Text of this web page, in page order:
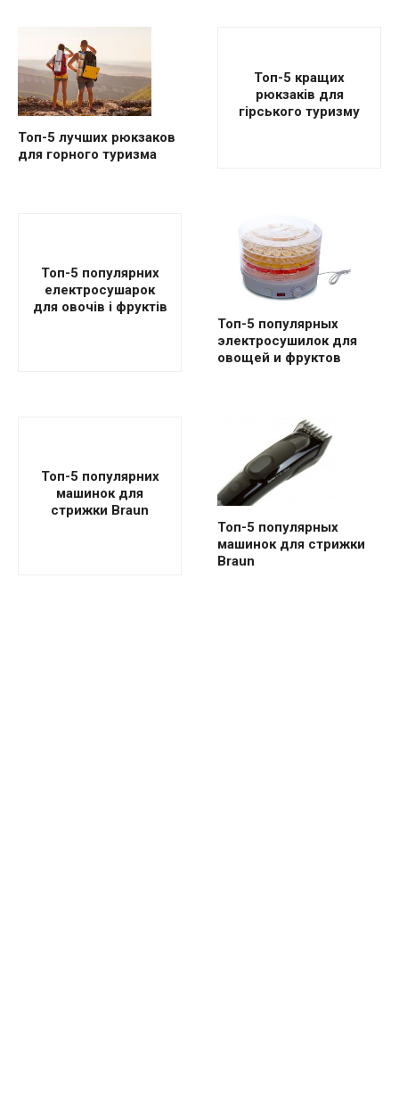
Топ-5 лучших рюкзаков
для горного туризма
Топ-5 кращих
рюкзаків для
гірського туризму
Топ-5 популярних
електросушарок
для овочів і фруктів
Топ-5 популярных
электросушилок для
овощей и фруктов
Топ-5 популярних
машинок для
стрижки Braun
Топ-5 популярных
машинок для стрижки
Braun